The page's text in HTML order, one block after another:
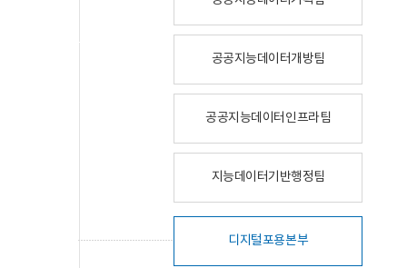
공공지능데이터개방팀
공공지능데이터인프라팀
지능데이터기반행정팀
디지털포용본부